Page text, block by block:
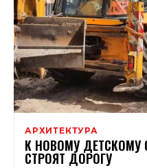
АРХИТЕКТУРА
К НОВОМУ ДЕТСКОМУ
СТРОЯТ ДОРОГУ